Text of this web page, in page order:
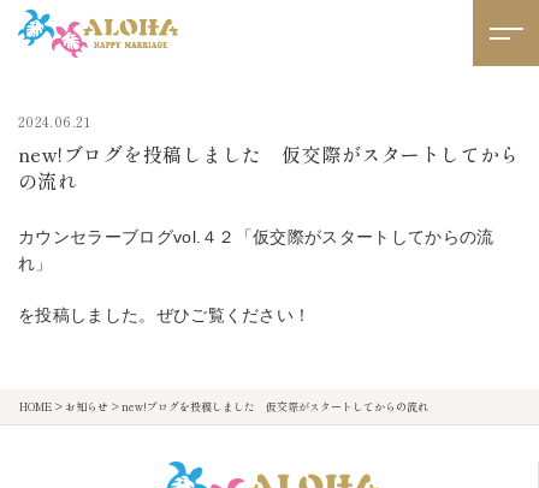
2024.06.21
new!ブログを投稿しました 仮交際がスタートしてから
の流れ
カウンセラーブログvol.４２「仮交際がスタートしてからの流
れ」
を投稿しました。ぜひご覧ください！
HOME> お知らせ >new!ブログを投稿しました 仮交際がスタートしてからの流れ